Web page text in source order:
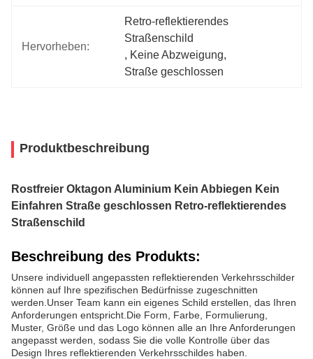
Hervorheben:
Retro-reflektierendes
Straßenschild
, Keine Abzweigung,
Straße geschlossen
Produktbeschreibung
Rostfreier Oktagon Aluminium Kein Abbiegen Kein
Einfahren Straße geschlossen Retro-reflektierendes
Straßenschild
Beschreibung des Produkts:
Unsere individuell angepassten reflektierenden Verkehrsschilder
können auf Ihre spezifischen Bedürfnisse zugeschnitten
werden.Unser Team kann ein eigenes Schild erstellen, das Ihren
Anforderungen entspricht.Die Form, Farbe, Formulierung,
Muster, Größe und das Logo können alle an Ihre Anforderungen
angepasst werden, sodass Sie die volle Kontrolle über das
Design Ihres reflektierenden Verkehrsschildes haben.